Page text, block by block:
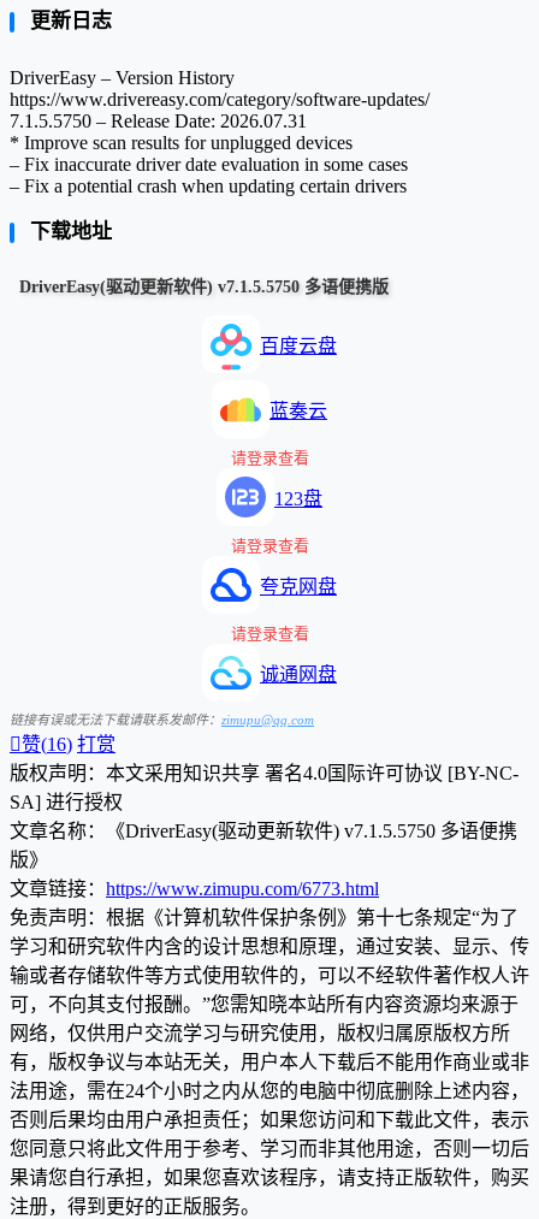
更新日志
DriverEasy – Version History
https://www.drivereasy.com/category/software-updates/
7.1.5.5750 – Release Date: 2026.07.31
* Improve scan results for unplugged devices
– Fix inaccurate driver date evaluation in some cases
– Fix a potential crash when updating certain drivers
下载地址
DriverEasy(驱动更新软件) v7.1.5.5750 多语便携版
百度云盘
蓝奏云
请登录查看
123盘
请登录查看
夸克网盘
请登录查看
诚通网盘
链接有误或无法下载请联系发邮件： zimupu@qq.com
赞(16) 打赏
版权声明：本文采用知识共享 署名4.0国际许可协议 [BY-NC-
SA] 进行授权
文章名称：《DriverEasy(驱动更新软件) v7.1.5.5750 多语便携
版》
文章链接： https://www.zimupu.com/6773.html
免责声明：根据《计算机软件保护条例》第十七条规定“为了
学习和研究软件内含的设计思想和原理，通过安装、显示、传
输或者存储软件等方式使用软件的，可以不经软件著作权人许
可，不向其支付报酬。”您需知晓本站所有内容资源均来源于
网络，仅供用户交流学习与研究使用，版权归属原版权方所
有，版权争议与本站无关，用户本人下载后不能用作商业或非
法用途，需在24个小时之内从您的电脑中彻底删除上述内容，
否则后果均由用户承担责任；如果您访问和下载此文件，表示
您同意只将此文件用于参考、学习而非其他用途，否则一切后
果请您自行承担，如果您喜欢该程序，请支持正版软件，购买
注册，得到更好的正版服务。